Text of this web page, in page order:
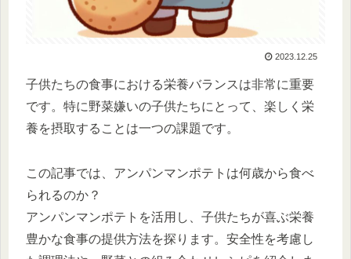
2023.12.25
子供たちの食事における栄養バランスは非常に重要
です。特に野菜嫌いの子供たちにとって、楽しく栄
養を摂取することは一つの課題です。
この記事では、アンパンマンポテトは何歳から食べ
られるのか？
アンパンマンポテトを活用し、子供たちが喜ぶ栄養
豊かな食事の提供方法を探ります。安全性を考慮し